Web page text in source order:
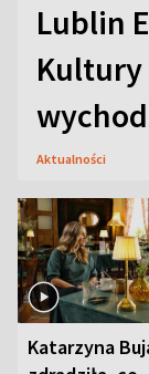
Lublin
Kultury
Aktualności
Katarzyna